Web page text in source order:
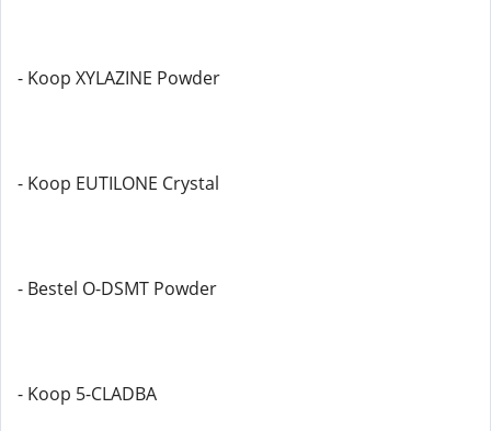
- Koop XYLAZINE Powder
- Koop EUTILONE Crystal
- Bestel O-DSMT Powder
- Koop 5-CLADBA